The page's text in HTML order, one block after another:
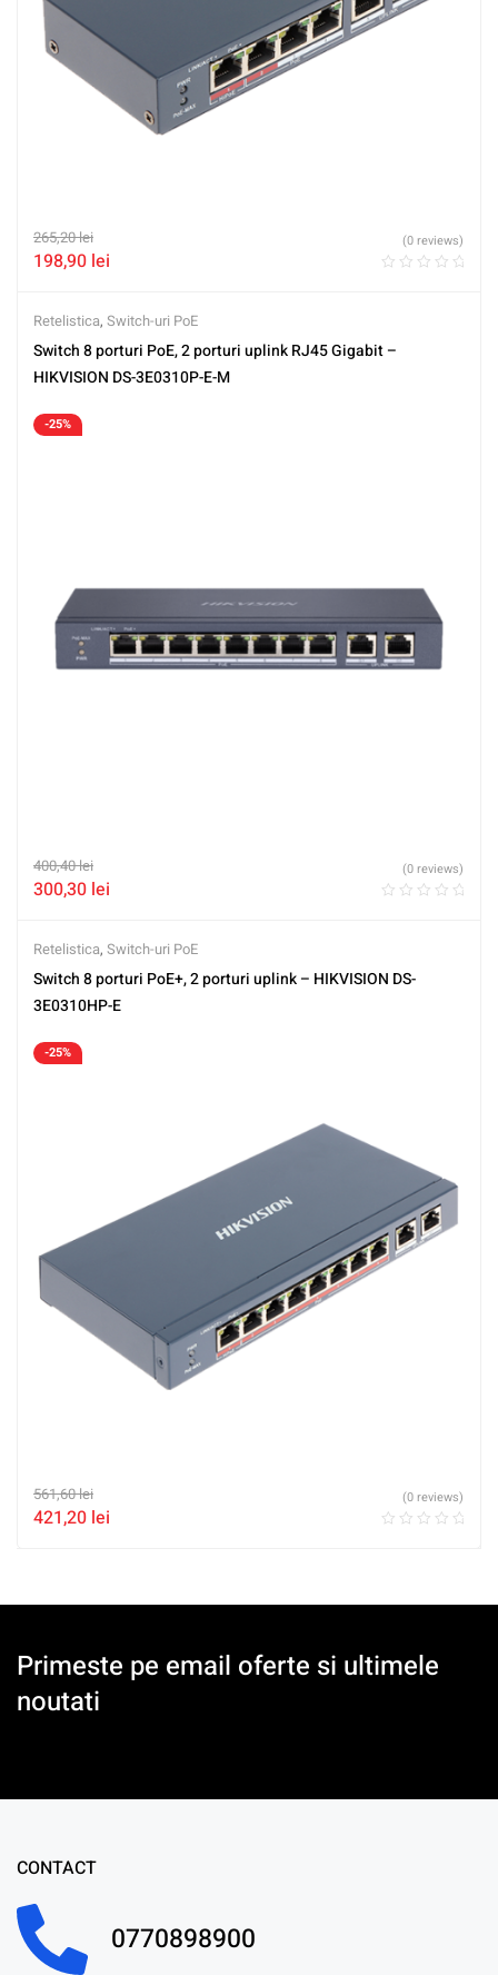
265,20lei
198,90 lei
(0 reviews)
Retelistica, Switch-uri PoE
Switch 8 porturi PoE, 2 porturi uplink RJ45 Gigabit –
HIKVISION DS-3E0310P-E-M
-25%
400,40lei
300,30 lei
(0 reviews)
Retelistica, Switch-uri PoE
Switch 8 porturi PoE+, 2 porturi uplink – HIKVISION DS-
3E0310HP-E
-25%
561,60lei
421,20 lei
(0 reviews)
Primeste pe email oferte si ultimele
noutati
CONTACT
0770898900